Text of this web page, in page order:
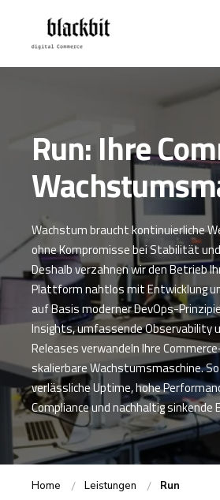
Run: Ihre
Wachstum braucht kontinuierliche
ohne Kompromisse bei Stabilität
Deshalb verzahnen wir den Betrieb
Plattform nahtlos mit Entwicklung
auf Basis moderner DevOps-
Insights, umfassende Observability
Releases verwandeln Ihre
skalierbare Wachstumsmaschine.
verlässliche Uptime, hohe
Compliance und nachhaltig
Home Leistungen Run